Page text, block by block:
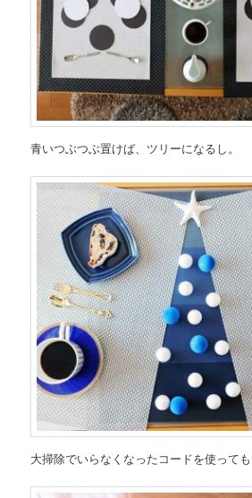
青いつぶつぶ置けば、ツリーになるし。
大掃除でいらなくなったコードを使っても